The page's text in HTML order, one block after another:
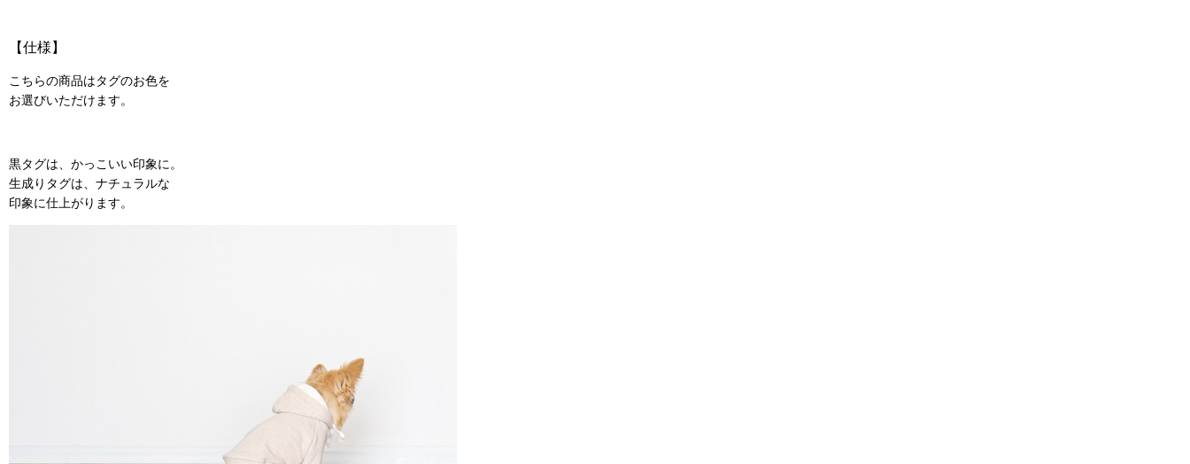
【仕様】
こちらの商品はタグのお色を
お選びいただけます。
黒タグは、かっこいい印象に。
生成りタグは、ナチュラルな
印象に仕上がります。